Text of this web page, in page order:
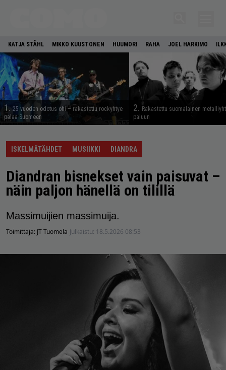
KATJA STÅHL MIKKO KUUSTONEN HUUMORI RAHA JOEL HARKIMO
1. 25 vuoden odotus ohi – rakastettu rockyhtye
palaa Suomeen
2. Rakastettu suomalainen
paluun
ISKELMÄTÄHDET MUSIIKKI DIANDRA
Diandran bisnekset vain paisuvat –
näin paljon hänellä on tilillä
Massimuijien massimuija.
Toimittaja: JT Tuomela Julkaistu: 18.5.2026 08:53